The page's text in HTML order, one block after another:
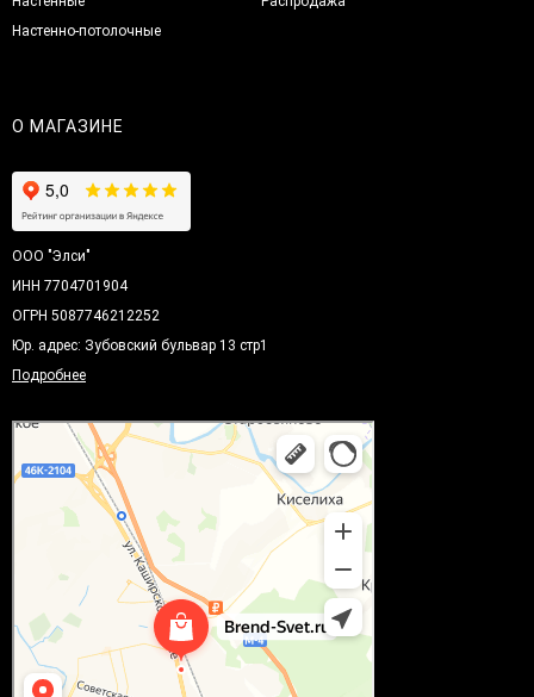
Настенно-потолочные
О МАГАЗИНЕ
ООО "Элси"
ИНН 7704701904
ОГРН 5087746212252
Юр. адрес: Зубовский бульвар 13 стр1
Подробнее